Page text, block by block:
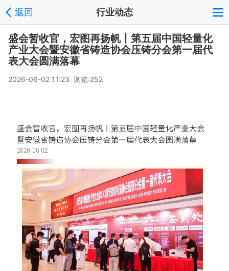
返回 行业动态
盛会暂收官，宏图再扬帆丨第五届中国轻量化
产业大会暨安徽省铸造协会压铸分会第一届代
表大会圆满落幕
2026-06-02 11:23 浏览:252